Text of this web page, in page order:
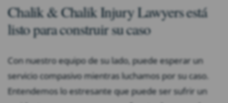
Chalik & Chalik Injury Lawyers está
listo para construir su caso
Con nuestro equipo de su lado, puede esperar un
servicio compasivo mientras luchamos por su caso.
Entendemos lo estresante que puede ser sufrir un